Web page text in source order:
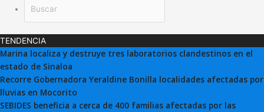
TENDENCIA
Marina localiza y destruye tres laboratorios clandestinos en el
estado de Sinaloa
Recorre Gobernadora Yeraldine Bonilla localidades afectadas por
lluvias en Mocorito
SEBIDES beneficia a cerca de 400 familias afectadas por las